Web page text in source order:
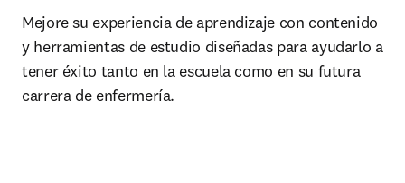
Mejore su experiencia de aprendizaje con contenido
y herramientas de estudio diseñadas para ayudarlo a
tener éxito tanto en la escuela como en su futura
carrera de enfermería.